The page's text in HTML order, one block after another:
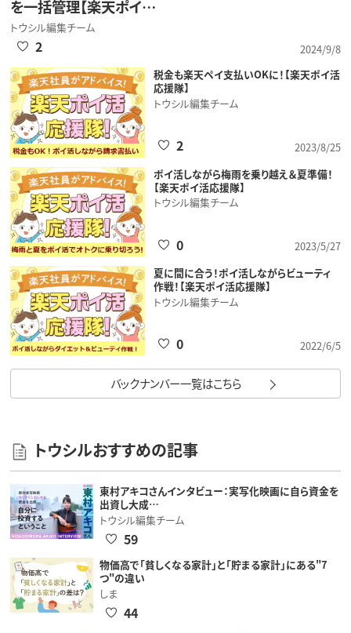
を一括管理【楽天ポイ…
トウシル編集チーム
2024/9/8
2
税金も楽天ペイ支払いOKに！【楽天ポイ活
応援隊】
トウシル編集チーム
2023/8/25
2
ポイ活しながら梅雨を乗り越え＆夏準備！
【楽天ポイ活応援隊】
トウシル編集チーム
2023/5/27
0
夏に間に合う！ポイ活しながらビューティ
作戦！【楽天ポイ活応援隊】
トウシル編集チーム
2022/6/5
0
バックナンバー一覧はこちら
トウシルおすすめの記事
東村アキコさんインタビュー：実写化映画に自ら資金を
出資し大成…
トウシル編集チーム
59
物価高で「貧しくなる家計」と「貯まる家計」にある"7
つ"の違い
しま
44